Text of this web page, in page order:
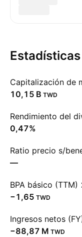
Estadísticas
Capitalización de
‪10,15 B‬ TWD
Rendimiento del
0,47%
Ratio precio s/
—
BPA básico (TTM)
−1,65 TWD
Ingresos netos
‪−88,87 M‬ TWD